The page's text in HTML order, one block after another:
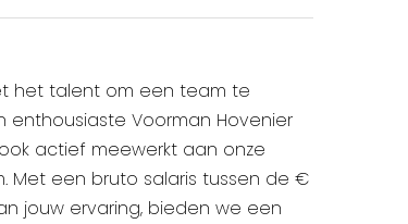
het talent om een team te
enthousiaste Voorman Hovenier
actief meewerkt aan onze
Met een bruto salaris tussen de €
jouw ervaring, bieden we een